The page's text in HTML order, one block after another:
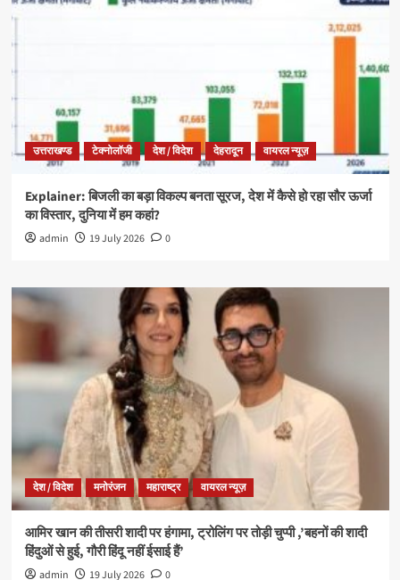
उत्तराखण्ड टेक्नोलॉजी देश / विदेश देहरादून वायरल न्यूज़
Explainer: बिजली का बड़ा विकल्प बनता सूरज, देश में कैसे हो रहा सौर ऊर्जा
का विस्तार, दुनिया में हम कहां?
admin 19 July 2026 0
देश / विदेश मनोरंजन महाराष्ट्र वायरल न्यूज़
आमिर खान की तीसरी शादी पर हंगामा, ट्रोलिंग पर तोड़ी चुप्पी ,’बहनों की शादी
हिंदुओं से हुई, गौरी हिंदू नहीं ईसाई हैं’
admin 19 July 2026 0